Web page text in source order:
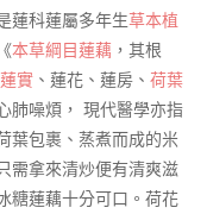
蓮科蓮屬多年生草本植
本草綱目蓮藕 ，其根
蓮實、蓮花、蓮房、 荷葉
肺噪煩， 現代醫學亦指
葉包裹、蒸煮而成的米
需拿來清炒便有清爽滋
糖蓮藕十分可口。荷花